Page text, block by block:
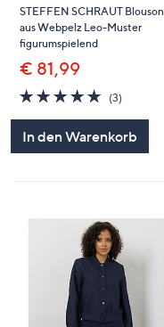
STEFFEN SCHRAUT Blouson
aus Webpelz Leo-Muster
figurumspielend
€ 81,99
4.7
von
(3)3
In den Warenkorb